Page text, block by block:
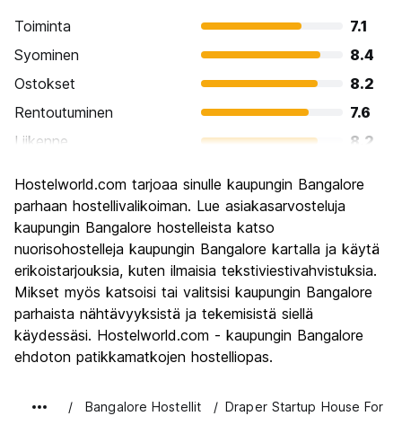
Toiminta
7.1
Syominen
8.4
Ostokset
8.2
Rentoutuminen
7.6
Liikenne
8.2
Kulttuuri
Yöelämä
Rahanarvoinen
8.9
Hostelworld.com tarjoaa sinulle kaupungin Bangalore
parhaan hostellivalikoiman. Lue asiakasarvosteluja
kaupungin Bangalore hostelleista katso
nuorisohostelleja kaupungin Bangalore kartalla ja käytä
erikoistarjouksia, kuten ilmaisia tekstiviestivahvistuksia.
Mikset myös katsoisi tai valitsisi kaupungin Bangalore
parhaista nähtävyyksistä ja tekemisistä siellä
käydessäsi. Hostelworld.com - kaupungin Bangalore
ehdoton patikkamatkojen hostelliopas.
Bangalore Hostellit Draper Startup House For